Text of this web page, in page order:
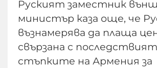
Руският заместник
министър каза още, че
възнамерява да плаща
свързана с
стъпките на Армения за